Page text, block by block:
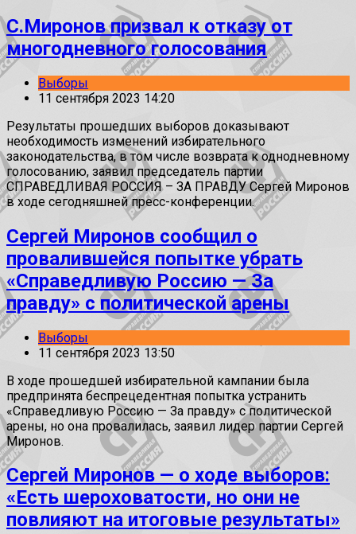
С.Миронов призвал к отказу от
многодневного голосования
Выборы
11 сентября 2023 14:20
Результаты прошедших выборов доказывают
необходимость изменений избирательного
законодательства, в том числе возврата к однодневному
голосованию, заявил председатель партии
СПРАВЕДЛИВАЯ РОССИЯ – ЗА ПРАВДУ Сергей Миронов
в ходе сегодняшней пресс-конференции.
Сергей Миронов сообщил о
провалившейся попытке убрать
«Справедливую Россию — За
правду» с политической арены
Выборы
11 сентября 2023 13:50
В ходе прошедшей избирательной кампании была
предпринята беспрецедентная попытка устранить
«Справедливую Россию — За правду» с политической
арены, но она провалилась, заявил лидер партии Сергей
Миронов.
Сергей Миронов — о ходе выборов:
«Есть шероховатости, но они не
повлияют на итоговые результаты»